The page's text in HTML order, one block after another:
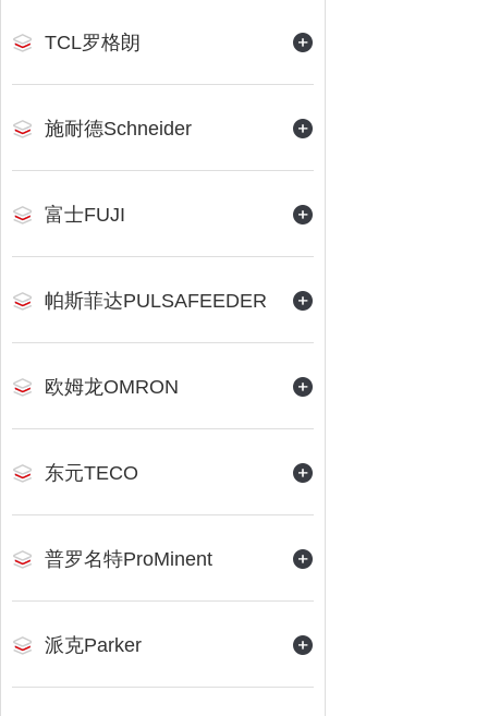
TCL罗格朗
施耐德Schneider
富士FUJI
帕斯菲达PULSAFEEDER
欧姆龙OMRON
东元TECO
普罗名特ProMinent
派克Parker